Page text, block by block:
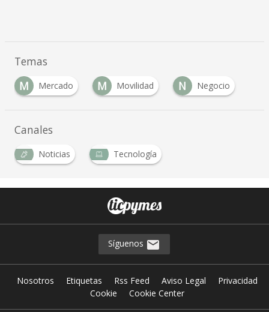
Temas
M
Mercado M Movilidad N Negocio
Canales
Noticias Tecnología
Síguenos
Nosotros Etiquetas Rss Feed Aviso Legal
Privacidad
Cookie
Cookie Center